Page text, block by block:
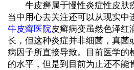
牛皮癣属于慢性炎症性皮肤
当中用心去关注还可以从现实中
牛皮癣医院皮癣病变虽然色泽红
长，但这种炎症并非细菌，真菌
病因子所直接导致。目前医学的
的水平，但是到目前为止还不能